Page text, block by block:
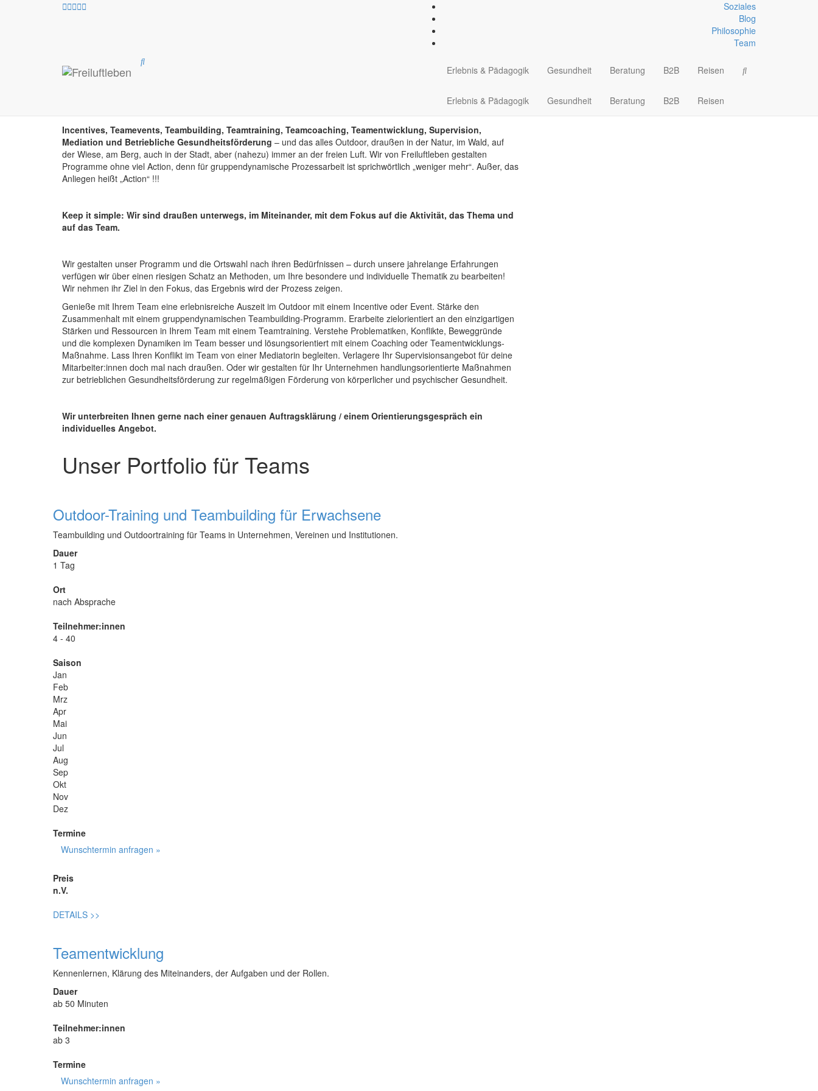
Soziales
Blog
Philosophie
Team
Erlebnis & Pädagogik Gesundheit Beratung B2B Reisen
Erlebnis & Pädagogik Gesundheit Beratung B2B Reisen
B2B – Unser Angebot für Gruppen und Teams in
Firmen und Abteilungen
Incentives, Teamevents, Teambuilding, Teamtraining, Teamcoaching, Teamentwicklung, Supervision,
Mediation und Betriebliche Gesundheitsförderung – und das alles Outdoor, draußen in der Natur, im Wald, auf
der Wiese, am Berg, auch in der Stadt, aber (nahezu) immer an der freien Luft. Wir von Freiluftleben gestalten
Programme ohne viel Action, denn für gruppendynamische Prozessarbeit ist sprichwörtlich „weniger mehr“. Außer, das
Anliegen heißt „Action“ !!!
Keep it simple: Wir sind draußen unterwegs, im Miteinander, mit dem Fokus auf die Aktivität, das Thema und
auf das Team.
Wir gestalten unser Programm und die Ortswahl nach ihren Bedürfnissen – durch unsere jahrelange Erfahrungen
verfügen wir über einen riesigen Schatz an Methoden, um Ihre besondere und individuelle Thematik zu bearbeiten!
Wir nehmen ihr Ziel in den Fokus, das Ergebnis wird der Prozess zeigen.
Genieße mit Ihrem Team eine erlebnisreiche Auszeit im Outdoor mit einem Incentive oder Event. Stärke den
Zusammenhalt mit einem gruppendynamischen Teambuilding-Programm. Erarbeite zielorientiert an den einzigartigen
Stärken und Ressourcen in Ihrem Team mit einem Teamtraining. Verstehe Problematiken, Konflikte, Beweggründe
und die komplexen Dynamiken im Team besser und lösungsorientiert mit einem Coaching oder Teamentwicklungs-
Maßnahme. Lass Ihren Konflikt im Team von einer Mediatorin begleiten. Verlagere Ihr Supervisionsangebot für deine
Mitarbeiter:innen doch mal nach draußen. Oder wir gestalten für Ihr Unternehmen handlungsorientierte Maßnahmen
zur betrieblichen Gesundheitsförderung zur regelmäßigen Förderung von körperlicher und psychischer Gesundheit.
Wir unterbreiten Ihnen gerne nach einer genauen Auftragsklärung / einem Orientierungsgespräch ein
individuelles Angebot.
Unser Portfolio für Teams
Outdoor-Training und Teambuilding für Erwachsene
Teambuilding und Outdoortraining für Teams in Unternehmen, Vereinen und Institutionen.
Dauer
1 Tag
Ort
nach Absprache
Teilnehmer:innen
4 - 40
Saison
Jan
Feb
Mrz
Apr
Mai
Jun
Jul
Aug
Sep
Okt
Nov
Dez
Termine
Wunschtermin anfragen »
Preis
n.V.
DETAILS >>
Teamentwicklung
Kennenlernen, Klärung des Miteinanders, der Aufgaben und der Rollen.
Dauer
ab 50 Minuten
Teilnehmer:innen
ab 3
Termine
Wunschtermin anfragen »